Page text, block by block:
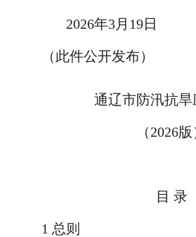
2026年3月 19日
（此件公开发布）
通辽市防汛抗旱
（2026版
目 录
1 总则